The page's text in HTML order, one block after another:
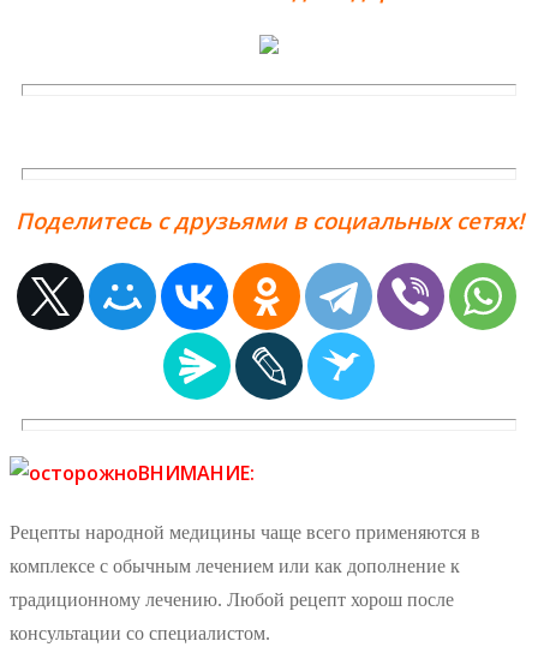
Поделитесь с друзьями в социальных сетях!
ВНИМАНИЕ:
Рецепты народной медицины чаще всего применяются в
комплексе с обычным лечением или как дополнение к
традиционному лечению. Любой рецепт хорош после
консультации со специалистом.